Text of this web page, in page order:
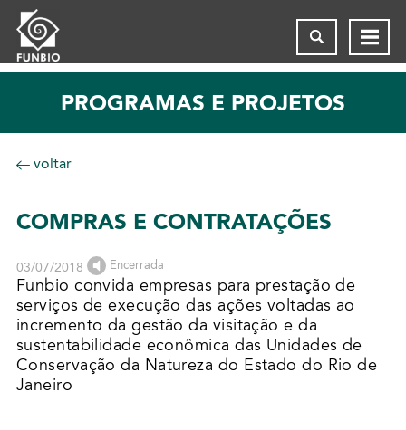
PROGRAMAS E PROJETOS
voltar
COMPRAS E CONTRATAÇÕES
03/07/2018 Encerrada
Funbio convida empresas para prestação de
serviços de execução das ações voltadas ao
incremento da gestão da visitação e da
sustentabilidade econômica das Unidades de
Conservação da Natureza do Estado do Rio de
Janeiro